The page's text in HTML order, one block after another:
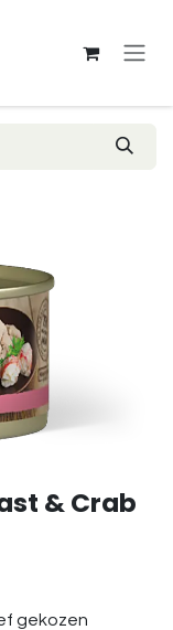
& Crab
gekozen